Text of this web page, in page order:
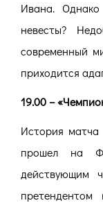
Ивана.
невесты?
современный
приходится
19.00 –
История
прошел на
действующим